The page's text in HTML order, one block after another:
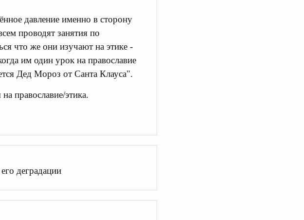
давление именно в сторону
проводят занятия по
что же они изучают на этике -
им один урок на православие
Дед Мороз от Санта Клауса".
православие/этика.
деградации